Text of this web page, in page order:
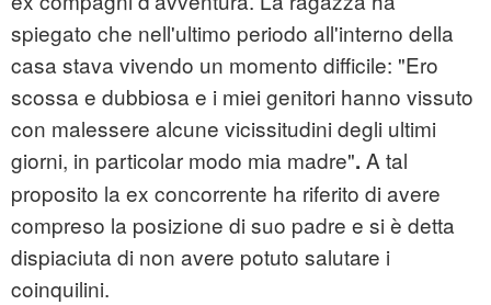
spiegato che nell'ultimo periodo all'interno della
casa stava vivendo un momento difficile: "Ero
scossa e dubbiosa e i miei genitori hanno vissuto
con malessere alcune vicissitudini degli ultimi
giorni, in particolar modo mia madre". A tal
proposito la ex concorrente ha riferito di avere
compreso la posizione di suo padre e si è detta
dispiaciuta di non avere potuto salutare i
coinquilini.